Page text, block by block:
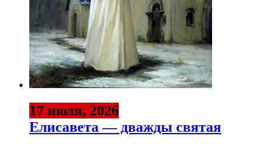
17 июля, 2026
Елисавета — дважды святая